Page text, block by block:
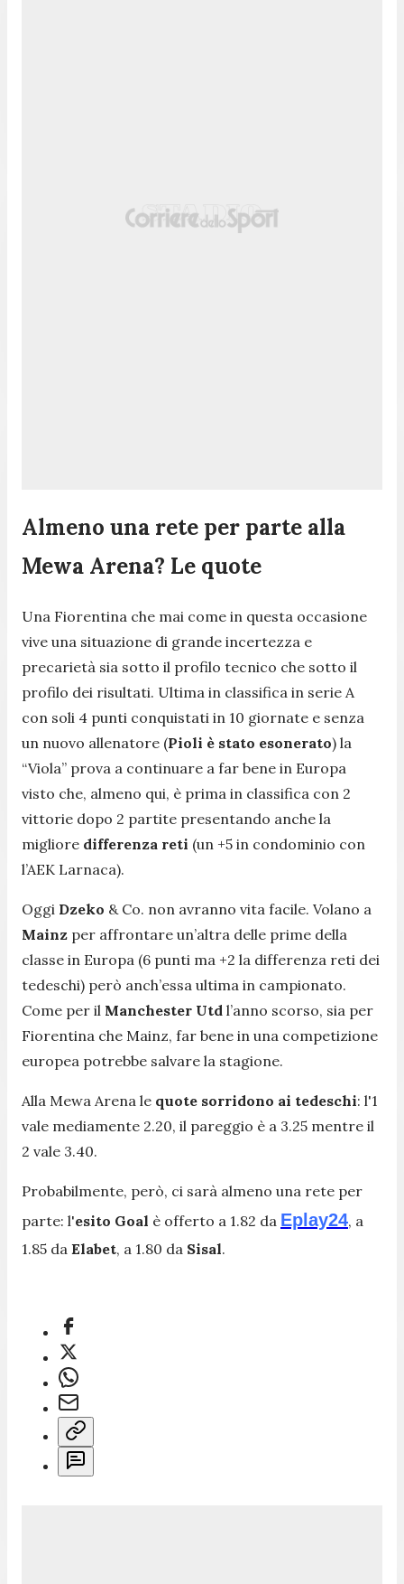
Almeno una rete per parte alla
Mewa Arena? Le quote
Una Fiorentina che mai come in questa occasione
vive una situazione di grande incertezza e
precarietà sia sotto il profilo tecnico che sotto il
profilo dei risultati. Ultima in classifica in serie A
con soli 4 punti conquistati in 10 giornate e senza
un nuovo allenatore (Pioli è stato esonerato) la
“Viola” prova a continuare a far bene in Europa
visto che, almeno qui, è prima in classifica con 2
vittorie dopo 2 partite presentando anche la
migliore differenza reti (un +5 in condominio con
l’AEK Larnaca).
Oggi Dzeko & Co. non avranno vita facile. Volano a
Mainz per affrontare un’altra delle prime della
classe in Europa (6 punti ma +2 la differenza reti dei
tedeschi) però anch’essa ultima in campionato.
Come per il Manchester Utd l’anno scorso, sia per
Fiorentina che Mainz, far bene in una competizione
europea potrebbe salvare la stagione.
Alla Mewa Arena le quote sorridono ai tedeschi: l'1
vale mediamente 2.20, il pareggio è a 3.25 mentre il
2 vale 3.40.
Probabilmente, però, ci sarà almeno una rete per
parte: l'esito Goal è offerto a 1.82 da Eplay24, a
1.85 da Elabet, a 1.80 da Sisal.